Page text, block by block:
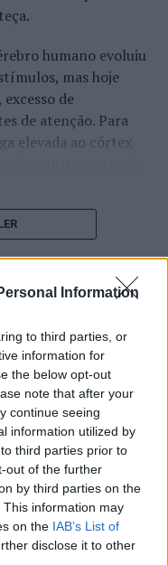
Information
to third parties, or
information for
the below opt-out
note that after your
continue seeing
information utilized by
third parties prior to
out of the further
by third parties on the
This information may
on the IAB’s List of
disclose it to other
humano evoluiu
mas hoje
de
de atenção. Para
elevada ao córtex
digitais também
Na sua visão,
enquanto o stress
cortisol e
ressalta que não há
provoque mudanças
observada,
processo
em
2026”
com
Van Assche
decorreu entre os
do Estoril, em